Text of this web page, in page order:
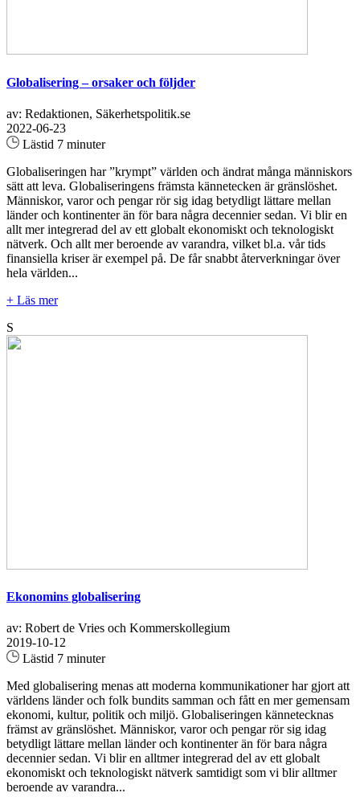
Globalisering – orsaker och följder
av: Redaktionen, Säkerhetspolitik.se
2022-06-23
Lästid 7 minuter
Globaliseringen har ”krympt” världen och ändrat många människors
sätt att leva. Globaliseringens främsta kännetecken är gränslöshet.
Människor, varor och pengar rör sig idag betydligt lättare mellan
länder och kontinenter än för bara några decennier sedan. Vi blir en
allt mer integrerad del av ett globalt ekonomiskt och teknologiskt
nätverk. Och allt mer beroende av varandra, vilket bl.a. vår tids
finansiella kriser är exempel på. De får snabbt återverkningar över
hela världen...
+ Läs mer
S
Ekonomins globalisering
av: Robert de Vries och Kommerskollegium
2019-10-12
Lästid 7 minuter
Med globalisering menas att moderna kommunikationer har gjort att
världens länder och folk bundits samman och fått en mer gemensam
ekonomi, kultur, politik och miljö. Globaliseringen kännetecknas
främst av gränslöshet. Människor, varor och pengar rör sig idag
betydligt lättare mellan länder och kontinenter än för bara några
decennier sedan. Vi blir en alltmer integrerad del av ett globalt
ekonomiskt och teknologiskt nätverk samtidigt som vi blir alltmer
beroende av varandra...